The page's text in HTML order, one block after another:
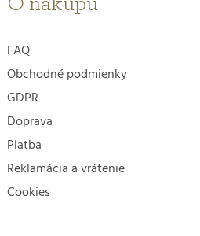
FAQ
Obchodné podmienky
GDPR
Doprava
Platba
Reklamácia a vrátenie
Cookies